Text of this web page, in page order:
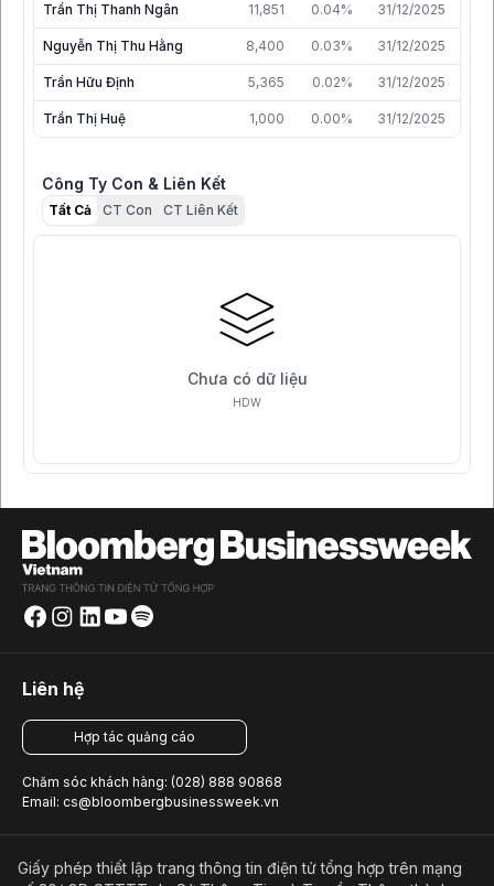
Trần Thị Thanh Ngân 11,851 0.04% 31/12/2025
Nguyễn Thị Thu Hằng 8,400 0.03% 31/12/2025
Trần Hữu Định 5,365 0.02% 31/12/2025
Trần Thị Huệ 1,000 0.00% 31/12/2025
Công Ty Con & Liên Kết
Tất Cả CT Con CT Liên Kết
Chưa có dữ liệu
HDW
Liên hệ
Hợp tác quảng cáo
Chăm sóc khách hàng: (028) 888 90868
Email: cs@bloombergbusinessweek.vn
Giấy phép thiết lập trang thông tin điện tử tổng hợp trên mạng